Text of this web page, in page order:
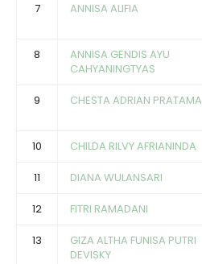
7 ANNISA ALIFIA
8
ANNISA GENDIS AYU
CAHYANINGTYAS
9 CHESTA ADRIAN PRATAMA
10 CHILDA RILVY AFRIANINDA
11 DIANA WULANSARI
12 FITRI RAMADANI
13
GIZA ALTHA FUNISA PUTRI
DEVISKY